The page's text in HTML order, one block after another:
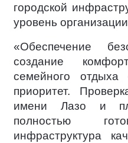
городской
уровень
«Обеспечение
создание
семейного
приоритет.
имени Лазо и
полностью
инфраструктура